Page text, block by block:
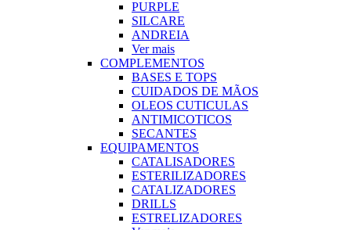
PURPLE
SILCARE
ANDREIA
Ver mais
COMPLEMENTOS
BASES E TOPS
CUIDADOS DE MÃOS
OLEOS CUTICULAS
ANTIMICOTICOS
SECANTES
EQUIPAMENTOS
CATALISADORES
ESTERILIZADORES
CATALIZADORES
DRILLS
ESTRELIZADORES